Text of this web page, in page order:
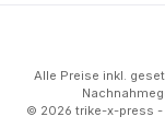
Alle Preise inkl.
© 2026 trike-x-press -